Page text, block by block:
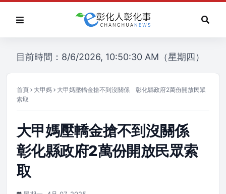
目前時間：8/6/2026, 10:50:30 AM（星期四）
首頁 大甲媽
大甲媽壓轎金搶不到沒關係 彰化縣政府2萬份開放民眾
索取
大甲媽壓轎金搶不到沒關係
彰化縣政府2萬份開放民眾索
取